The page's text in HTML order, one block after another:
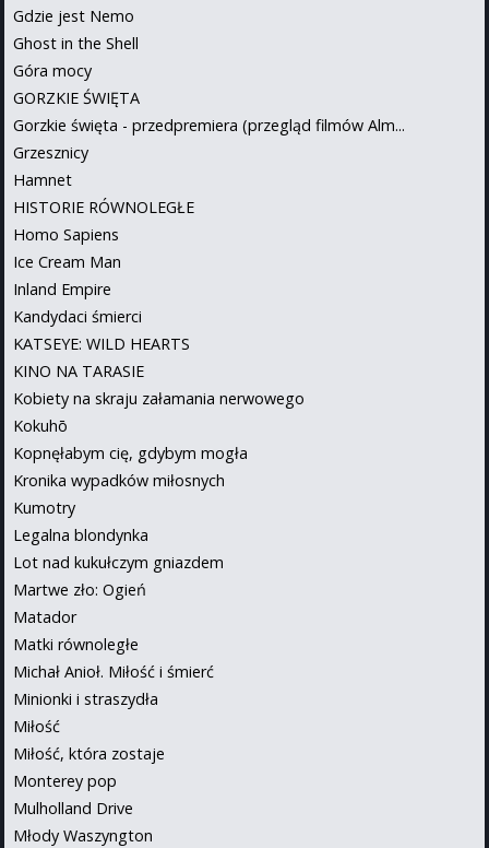
Gdzie jest Nemo
Ghost in the Shell
Góra mocy
GORZKIE ŚWIĘTA
Gorzkie święta - przedpremiera (przegląd filmów Alm...
Grzesznicy
Hamnet
HISTORIE RÓWNOLEGŁE
Homo Sapiens
Ice Cream Man
Inland Empire
Kandydaci śmierci
KATSEYE: WILD HEARTS
KINO NA TARASIE
Kobiety na skraju załamania nerwowego
Kokuhō
Kopnęłabym cię, gdybym mogła
Kronika wypadków miłosnych
Kumotry
Legalna blondynka
Lot nad kukułczym gniazdem
Martwe zło: Ogień
Matador
Matki równoległe
Michał Anioł. Miłość i śmierć
Minionki i straszydła
Miłość
Miłość, która zostaje
Monterey pop
Mulholland Drive
Młody Waszyngton